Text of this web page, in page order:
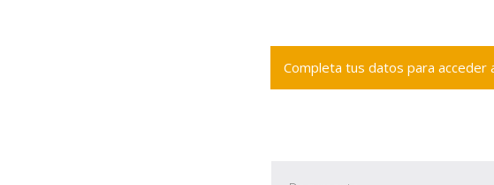
Completa tus datos para acceder